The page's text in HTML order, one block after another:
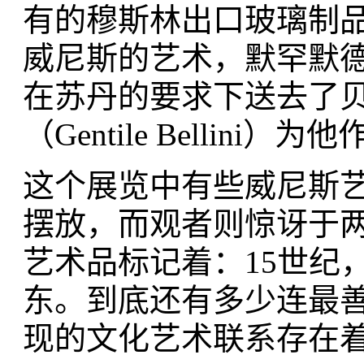
有的穆斯林出口玻璃制
威尼斯的艺术，默罕默
在苏丹的要求下送去了
（Gentile Bellini）为他
这个展览中有些威尼斯
摆放，而观者则惊讶于
艺术品标记着：15世纪
东。到底还有多少连最
现的文化艺术联系存在